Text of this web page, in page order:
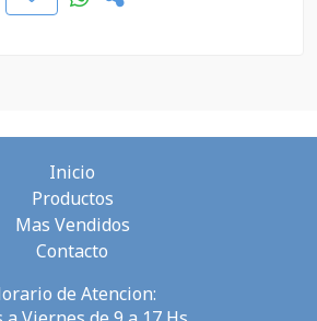
Inicio
Productos
Mas Vendidos
Contacto
de Atencion: